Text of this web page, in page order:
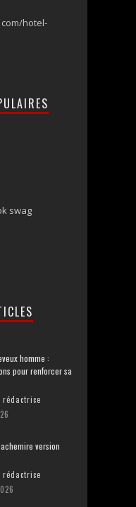
hotel-
swag
homme :
pour renforcer sa
rédactrice
version
rédactrice